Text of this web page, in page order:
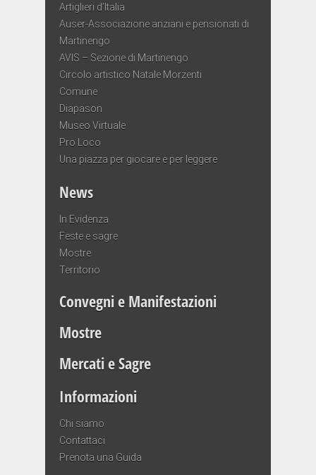
Artiglieri d’Italia
Auser-Associazione anziani e pensionati di
Martinengo
AVIS – Sezione di Martinengo
Circolo artistico Natale Morzenti
Comune
Diapason
Museo Virtuale
Pro Loco
Una piazza per giocare e per leggere
News
In Evidenza
Feste e sagre
Mostre
Territorio
Convegni e Manifestazioni
Mostre
Mercati e Sagre
Informazioni
Chi siamo
Contattaci
Prenota una Guida